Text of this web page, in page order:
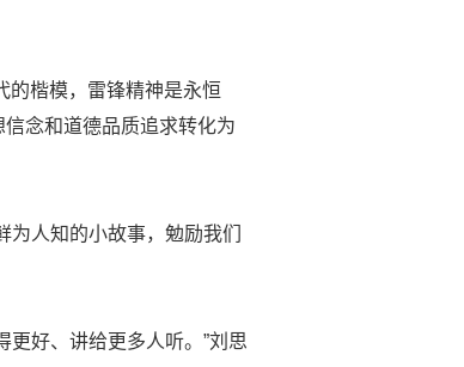
的楷模，雷锋精神是永恒
念和道德品质追求转化为
人知的小故事，勉励我们
好、讲给更多人听。”刘思